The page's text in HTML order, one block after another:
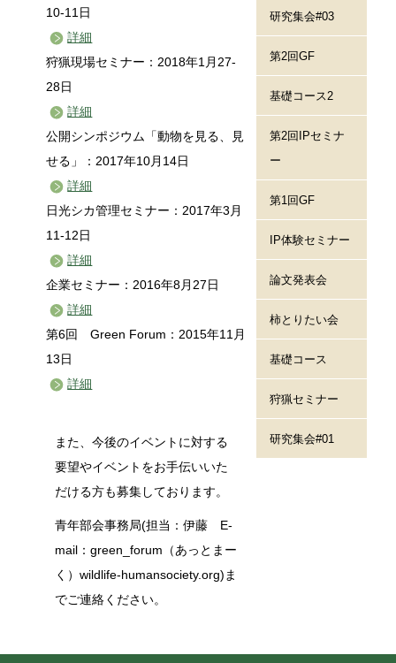
10-11日
詳細
狩猟現場セミナー：2018年1月27-
28日
詳細
公開シンポジウム「動物を見る、見
せる」：2017年10月14日
詳細
日光シカ管理セミナー：2017年3月
11-12日
詳細
企業セミナー：2016年8月27日
詳細
第6回 Green Forum：2015年11月
13日
詳細
また、今後のイベントに対する
要望やイベントをお手伝いいた
だける方も募集しております。
青年部会事務局(担当：伊藤 E-
mail：green_forum（あっとまー
く）wildlife-humansociety.org)ま
でご連絡ください。
研究集会#03
第2回GF
基礎コース2
第2回IPセミナ
ー
第1回GF
IP体験セミナー
論文発表会
柿とりたい会
基礎コース
狩猟セミナー
研究集会#01